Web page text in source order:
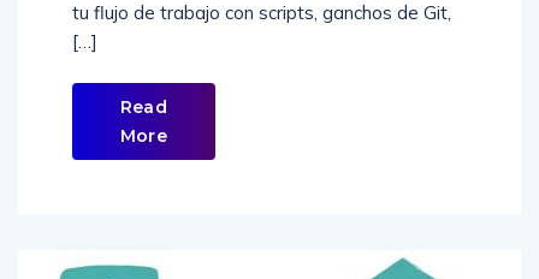
tu flujo de trabajo con scripts, ganchos de Git,
[…]
Read
More